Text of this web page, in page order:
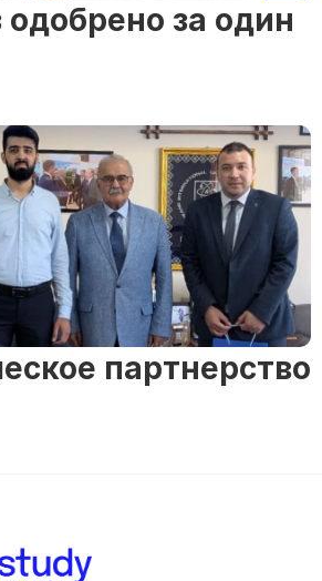
за один
партнерство